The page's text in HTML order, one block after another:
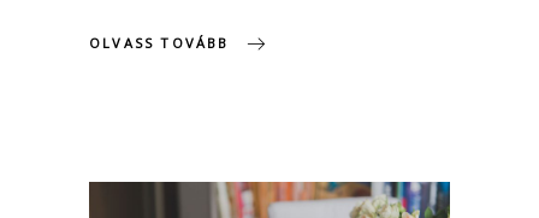
OLVASS TOVÁBB